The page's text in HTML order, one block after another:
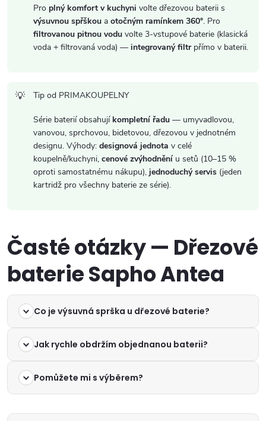
Pro plný komfort v kuchyni volte dřezovou baterii s
výsuvnou spřškou a otočným ramínkem 360°. Pro
filtrovanou pitnou vodu volte 3-vstupové baterie (klasická
voda + filtrovaná voda) — integrovaný filtrpřímo v baterii.
Tip od PRIMAKOUPELNY
Série baterií obsahují kompletní řadu — umyvadlovou,
vanovou, sprchovou, bidetovou, dřezovou v jednotném
designu. Výhody: designová jednota v celé
koupelně/kuchyni, cenové zvýhodnění u setů (10–15 %
oproti samostatnému nákupu), jednoduchý servis (jeden
kartridž pro všechny baterie ze série).
Časté otázky — Dřezové
baterie Sapho Antea
Co je výsuvná sprška u dřezové baterie?
Jak rychle obdržím objednanou baterii?
Pomůžete mi s výběrem?